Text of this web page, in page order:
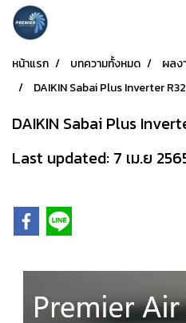
หน้าแรก บทความทั้งหมด ผลง
DAIKIN Sabai Plus Inverter
DAIKIN Sabai Plus
Last updated: 7 เม.ย